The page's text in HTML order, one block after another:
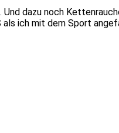
dazu noch
als ich mit dem Sport